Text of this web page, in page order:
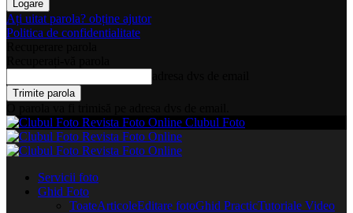
Ați uitat parola? obține ajutor
Politica de confidentialitate
Clubul Foto
Servicii foto
Ghid Foto
ToateArticoleEditare fotoGhid PracticTutoriale Video